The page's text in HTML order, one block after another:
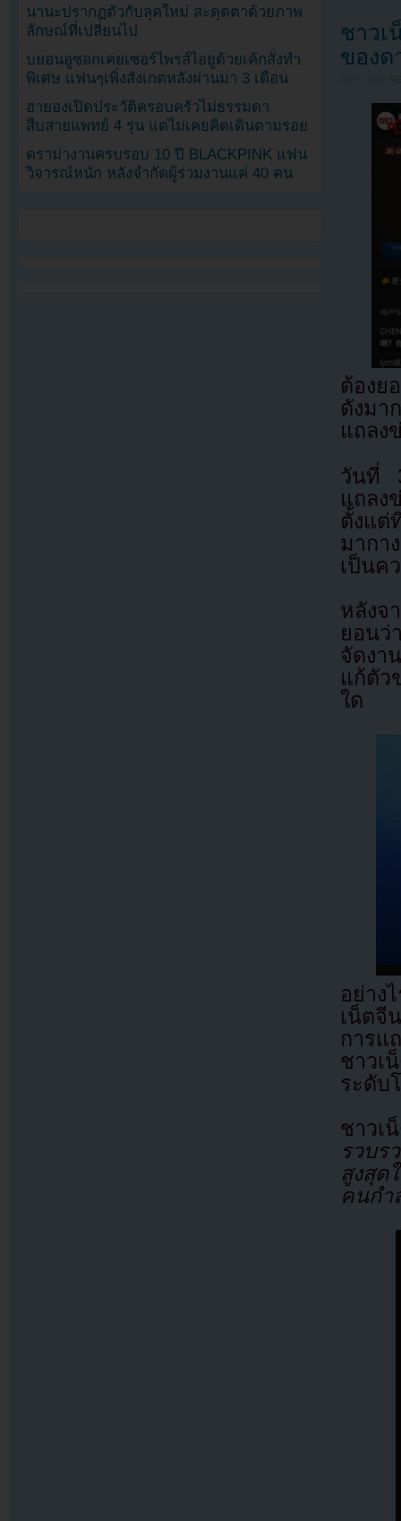
ชาวเ
ของ
ต้องย
ดังมา
แถลง
วันที่
แถลง
ตั้งแต่
มากา
เป็นค
หลังจ
ยอน
จัดงา
แก้ตัว
ใด
อย่าง
เน็ตจี
การแ
ชาวเ
ระดับ
ชาว
รวบร
สูงสุด
คนกำ
นานะปรากฏตัวกับลุคใหม่ สะดุดตาด้วยภาพ
ลักษณ์ที่เปลี่ยนไป
บยอนอูซอกเคยเซอร์ไพรส์ไอยูด้วยเค้กสั่งทำ
พิเศษ แฟนๆเพิ่งสังเกตหลังผ่านมา 3 เดือน
ฮายองเปิดประวัติครอบครัวไม่ธรรมดา
สืบสายแพทย์ 4 รุ่น แต่ไม่เคยคิดเดินตามรอย
ดราม่างานครบรอบ 10 ปี BLACKPINK แฟน
วิจารณ์หนัก หลังจำกัดผู้ร่วมงานแค่ 40 คน